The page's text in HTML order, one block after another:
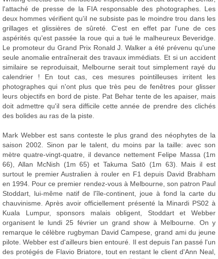
l'attaché de presse de la FIA responsable des photographes. Les
deux hommes vérifient qu'il ne subsiste pas le moindre trou dans les
grillages et glissières de sûreté. C'est en effet par l'une de ces
aspérités qu'est passée la roue qui a tué le malheureux Beveridge.
Le promoteur du Grand Prix Ronald J. Walker a été prévenu qu'une
seule anomalie entraînerait des travaux immédiats. Et si un accident
similaire se reproduisait, Melbourne serait tout simplement rayé du
calendrier ! En tout cas, ces mesures pointilleuses irritent les
photographes qui n'ont plus que très peu de fenêtres pour glisser
leurs objectifs en bord de piste. Pat Behar tente de les apaiser, mais
doit admettre qu'il sera difficile cette année de prendre des clichés
des bolides au ras de la piste.
Mark Webber est sans conteste le plus grand des néophytes de la
saison 2002. Sinon par le talent, du moins par la taille: avec son
mètre quatre-vingt-quatre, il devance nettement Felipe Massa (1m
66), Allan McNish (1m 65) et Takuma Satō (1m 63). Mais il est
surtout le premier Australien à rouler en F1 depuis David Brabham
en 1994. Pour ce premier rendez-vous à Melbourne, son patron Paul
Stoddart, lui-même natif de l'île-continent, joue à fond la carte du
chauvinisme. Après avoir officiellement présenté la Minardi PS02 à
Kuala Lumpur, sponsors malais obligent, Stoddart et Webber
organisent le lundi 25 février un grand show à Melbourne. On y
remarque le célèbre rugbyman David Campese, grand ami du jeune
pilote. Webber est d'ailleurs bien entouré. Il est depuis l'an passé l'un
des protégés de Flavio Briatore, tout en restant le client d'Ann Neal,